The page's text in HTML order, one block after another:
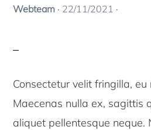
Webteam · 22/11/2021 ·
Consectetur velit fringilla,
Maecenas nulla ex, sagittis
aliquet pellentesque neque.